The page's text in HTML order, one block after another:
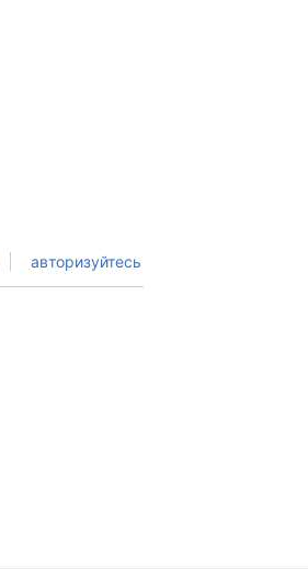
авторизуйтесь